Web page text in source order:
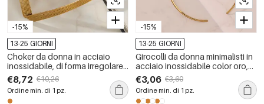
-15%
13-25 GIORNI
Choker da donna in acciaio
inossidabile, di forma irregolare,
minimalista, color oro e
impermeabili
€8,72 €10,26
Ordine min. di 1 pz.
-15%
13-25 GIORNI
Girocolli da donna minimalisti in
acciaio inossidabile color oro,
impermeabili e anti-ossidazione
€3,06 €3,60
Ordine min. di 1 pz.